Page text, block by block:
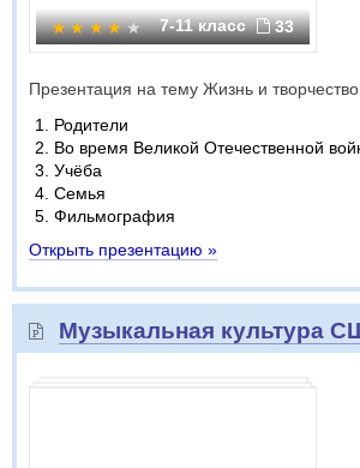
7-11 класс 33
Презентация на тему Жизнь и
Родители
Во время Великой Отечественной
Учёба
Семья
Фильмография
Открыть презентацию »
Музыкальная культура